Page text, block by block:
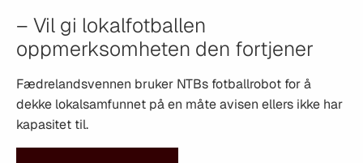
– Vil gi lokalfotballen
oppmerksomheten den fortjener
Fædrelandsvennen bruker NTBs fotballrobot for å
dekke lokalsamfunnet på en måte avisen ellers ikke har
kapasitet til.